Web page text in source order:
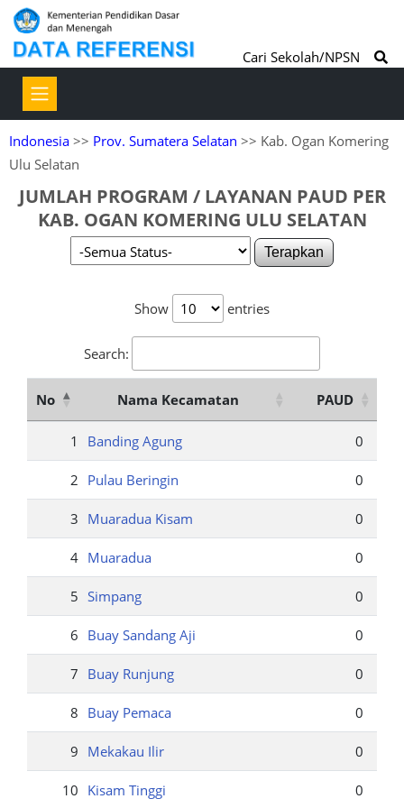
Cari Sekolah/NPSN
Indonesia >> Prov. Sumatera Selatan >> Kab. Ogan Komering
Ulu Selatan
JUMLAH PROGRAM / LAYANAN PAUD PER
KAB. OGAN KOMERING ULU SELATAN
Terapkan
Show entries
Search:
No Nama Kecamatan PAUD
1 Banding Agung 0
2 Pulau Beringin 0
3 Muaradua Kisam 0
4 Muaradua 0
5 Simpang 0
6 Buay Sandang Aji 0
7 Buay Runjung 0
8 Buay Pemaca 0
9 Mekakau Ilir 0
10 Kisam Tinggi 0